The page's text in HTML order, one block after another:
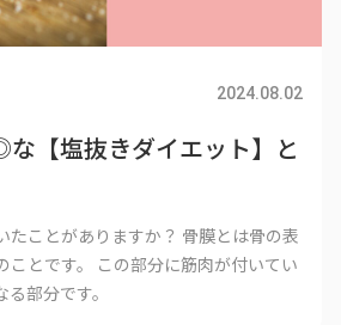
2024.08.02
【塩抜きダイエット】と
たことがありますか？ 骨膜とは骨の表
ことです。 この部分に筋肉が付いてい
部分です。